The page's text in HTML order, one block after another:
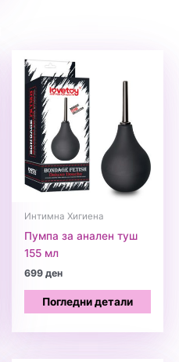
Интимна Хигиена
Пумпа за анален туш
155 мл
699ден
Погледни детали